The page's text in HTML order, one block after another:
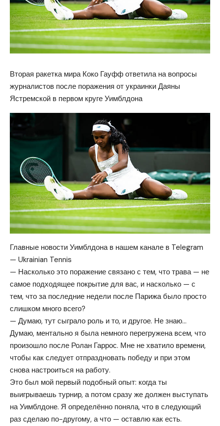
Вторая ракетка мира Коко Гауфф ответила на вопросы
журналистов после поражения от украинки Даяны
Ястремской в первом круге Уимблдона
Главные новости Уимблдона в нашем канале в Telegram
— Ukrainian Tennis
— Насколько это поражение связано с тем, что трава — не
самое подходящее покрытие для вас, и насколько — с
тем, что за последние недели после Парижа было просто
слишком много всего?
— Думаю, тут сыграло роль и то, и другое. Не знаю…
Думаю, ментально я была немного перегружена всем, что
произошло после Ролан Гаррос. Мне не хватило времени,
чтобы как следует отпраздновать победу и при этом
снова настроиться на работу.
Это был мой первый подобный опыт: когда ты
выигрываешь турнир, а потом сразу же должен выступать
на Уимблдоне. Я определённо поняла, что в следующий
раз сделаю по-другому, а что — оставлю как есть.